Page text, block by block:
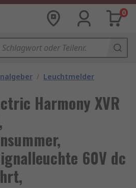
0
/ Leuchtmelder
Harmony XVR
60V dc